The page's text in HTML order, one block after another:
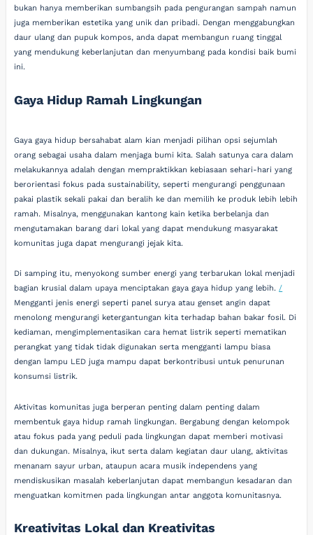
bukan hanya memberikan sumbangsih pada pengurangan sampah namun
juga memberikan estetika yang unik dan pribadi. Dengan menggabungkan
daur ulang dan pupuk kompos, anda dapat membangun ruang tinggal
yang mendukung keberlanjutan dan menyumbang pada kondisi baik bumi
ini.
Gaya Hidup Ramah Lingkungan
Gaya gaya hidup bersahabat alam kian menjadi pilihan opsi sejumlah
orang sebagai usaha dalam menjaga bumi kita. Salah satunya cara dalam
melakukannya adalah dengan mempraktikkan kebiasaan sehari-hari yang
berorientasi fokus pada sustainability, seperti mengurangi penggunaan
pakai plastik sekali pakai dan beralih ke dan memilih ke produk lebih lebih
ramah. Misalnya, menggunakan kantong kain ketika berbelanja dan
mengutamakan barang dari lokal yang dapat mendukung masyarakat
komunitas juga dapat mengurangi jejak kita.
Di samping itu, menyokong sumber energi yang terbarukan lokal menjadi
bagian krusial dalam upaya menciptakan gaya gaya hidup yang lebih./
Mengganti jenis energi seperti panel surya atau genset angin dapat
menolong mengurangi ketergantungan kita terhadap bahan bakar fosil. Di
kediaman, mengimplementasikan cara hemat listrik seperti mematikan
perangkat yang tidak tidak digunakan serta mengganti lampu biasa
dengan lampu LED juga mampu dapat berkontribusi untuk penurunan
konsumsi listrik.
Aktivitas komunitas juga berperan penting dalam penting dalam
membentuk gaya hidup ramah lingkungan. Bergabung dengan kelompok
atau fokus pada yang peduli pada lingkungan dapat memberi motivasi
dan dukungan. Misalnya, ikut serta dalam kegiatan daur ulang, aktivitas
menanam sayur urban, ataupun acara musik independens yang
mendiskusikan masalah keberlanjutan dapat membangun kesadaran dan
menguatkan komitmen pada lingkungan antar anggota komunitasnya.
Kreativitas Lokal dan Kreativitas